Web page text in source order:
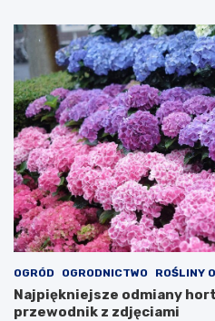
OGRÓD OGRODNICTWO ROŚLINY
Najpiękniejsze odmiany
przewodnik z zdjęciami